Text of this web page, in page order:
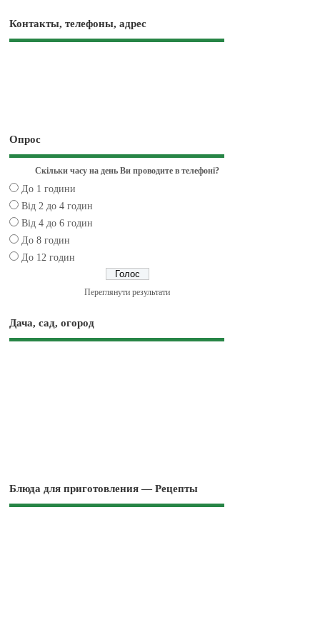
Контакты, телефоны, адрес
Опрос
Скільки часу на день Ви проводите в телефоні?
До 1 години
Від 2 до 4 годин
Від 4 до 6 годин
До 8 годин
До 12 годин
Переглянути результати
Дача, сад, огород
Блюда для приготовления — Рецепты